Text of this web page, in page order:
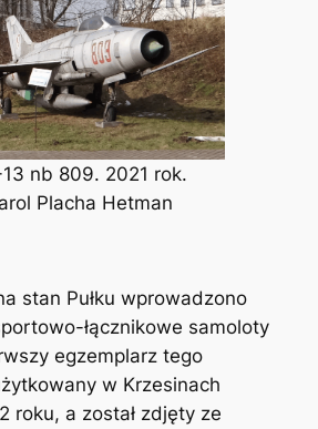
nb 809. 2021 rok.
Placha Hetman
stan Pułku wprowadzono
łącznikowe samoloty
egzemplarz tego
w Krzesinach
roku, a został zdjęty ze